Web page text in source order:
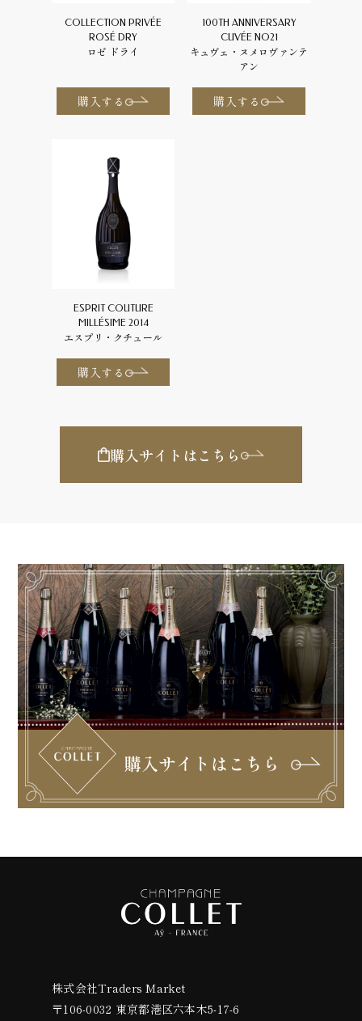
COLLECTION PRIVÉE
ROSÉ DRY
ロゼ ドライ
購入する
100TH ANNIVERSARY
CUVÉE NO21
キュヴェ・ヌメロヴァンテ
アン
購入する
ESPRIT COUTURE
MILLÉSIME 2014
エスプリ・クチュール
購入する
購入サイトはこちら
株式会社Traders Market
〒106-0032 東京都港区六本木5-17-6